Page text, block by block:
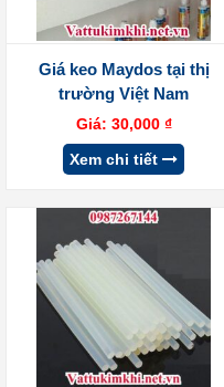
Giá keo Maydos tại thị
trường Việt Nam
Giá: 30,000 ₫
Xem chi tiết